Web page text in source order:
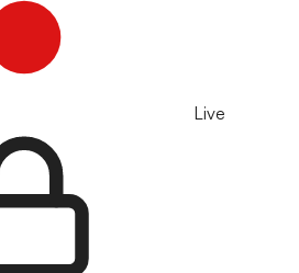
Live